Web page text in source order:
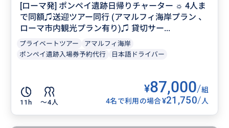
[ローマ発] ポンペイ遺跡日帰りチャーター ☼ 4人ま
で同額♫送迎ツアー同行 (アマルフィ海岸プラン 、
ローマ市内観光プラン有り)♫ 貸切サー...
プライベートツアー
アマルフィ海岸
ポンペイ遺跡入場券予約代行
日本語ドライバー
11h 〜4人
¥87,000/組
4名で利用の場合¥21,750/人